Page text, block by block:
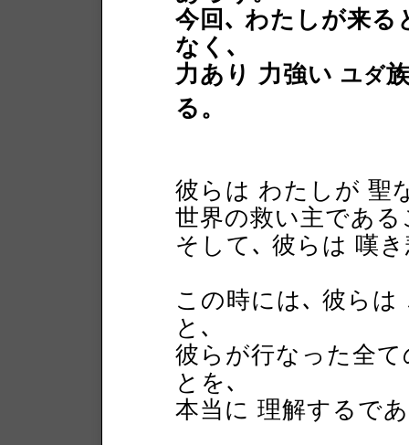
今回､ わたしが来る
なく､
力あり 力強い ユダ
る。
彼らは わたしが 聖
世界の救い主であ
そして､ 彼らは 嘆
この時には､ 彼ら
と､
彼らが行なった全
とを､
本当に 理解するで